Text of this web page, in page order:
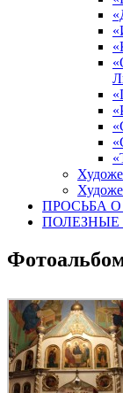
ПРОСЬБА